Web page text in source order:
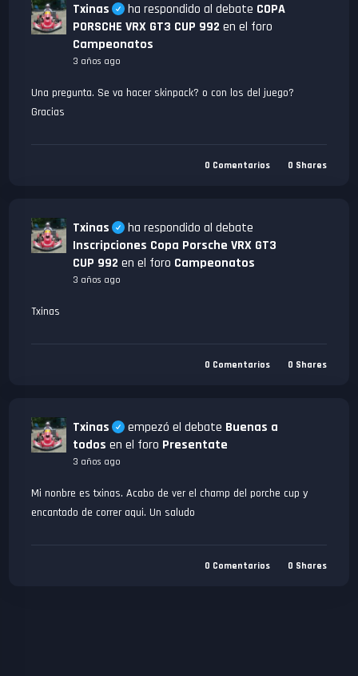
Txinas ha respondido al debate COPA
PORSCHE VRX GT3 CUP 992 en el foro
Campeonatos
3 años ago
Una pregunta. Se va hacer skinpack? o con los del juego?
Gracias
0 Comentarios 0 Shares
Txinas
ha respondido al debate
Inscripciones Copa Porsche VRX GT3
CUP 992 en el foro Campeonatos
3 años ago
Txinas
0 Comentarios 0 Shares
Txinas empezó el debate Buenas a
todos en el foro Presentate
3 años ago
Mi nonbre es txinas. Acabo de ver el champ del porche cup y
encantado de correr aqui. Un saludo
0 Comentarios 0 Shares